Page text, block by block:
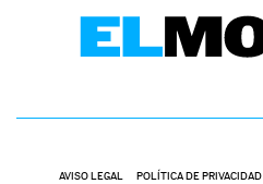
AVISO LEGAL POLÍTICA DE PRIVACIDAD